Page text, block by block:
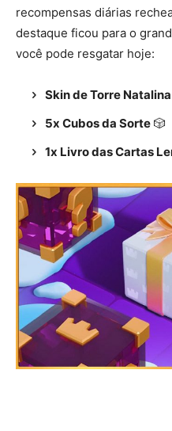
recompensas diárias
destaque ficou para o
você pode resgatar hoje:
Skin de Torre Natalina
5x Cubos da Sorte 🎲
1x Livro das Cartas